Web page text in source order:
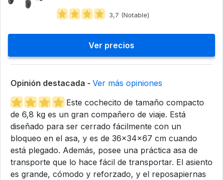
3,7 (Notable)
Ver precios
Opinión destacada - Ver más opiniones
Este cochecito de tamaño compacto
de 6,8 kg es un gran compañero de viaje. Está
diseñado para ser cerrado fácilmente con un
bloqueo en el asa, y es de 36x34x67 cm cuando
está plegado. Además, posee una práctica asa de
transporte que lo hace fácil de transportar. El asiento
es grande, cómodo y reforzado, y el reposapiernas